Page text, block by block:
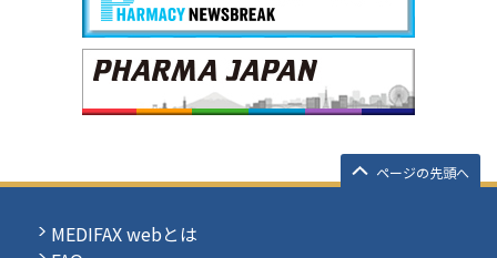
ページの先頭へ
MEDIFAX webとは